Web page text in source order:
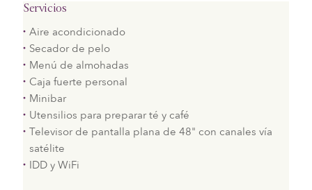
Servicios
Aire acondicionado
Secador de pelo
Menú de almohadas
Caja fuerte personal
Minibar
Utensilios para preparar té y café
Televisor de pantalla plana de 48" con canales vía
satélite
IDD y WiFi